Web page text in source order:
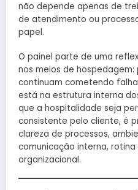
não depende apenas de
de atendimento ou
papel.
O painel parte de uma
nos meios de
continuam cometendo
está na estrutura interna
que a hospitalidade seja
consistente pelo cliente, é
clareza de processos,
comunicação interna,
organizacional.